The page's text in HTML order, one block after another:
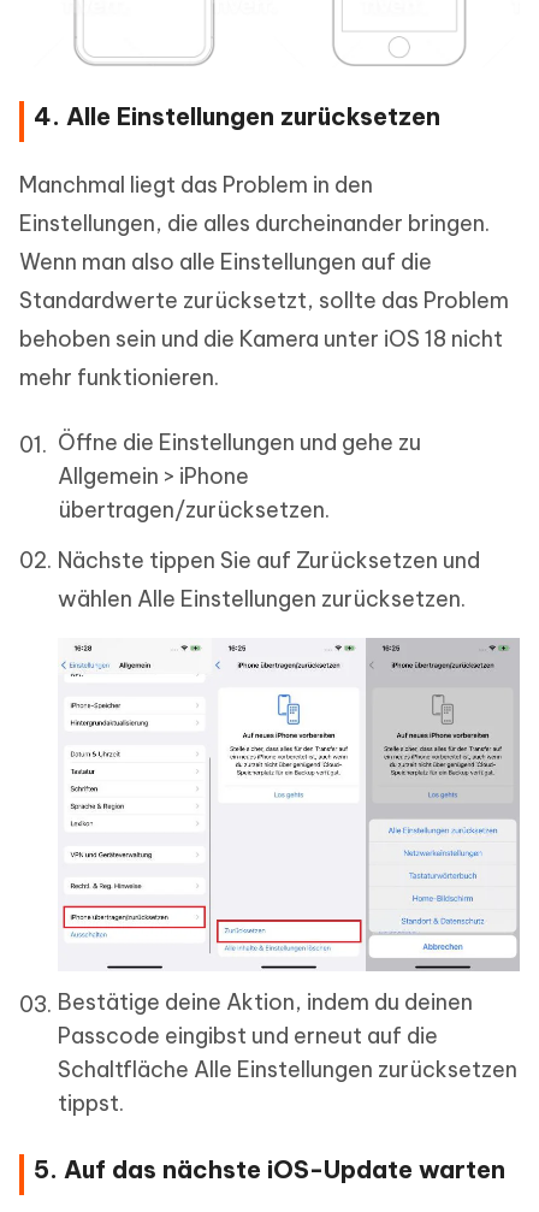
4. Alle Einstellungen zurücksetzen
Manchmal liegt das Problem in den
Einstellungen, die alles durcheinander bringen.
Wenn man also alle Einstellungen auf die
Standardwerte zurücksetzt, sollte das Problem
behoben sein und die Kamera unter iOS 18 nicht
mehr funktionieren.
Öffne die Einstellungen und gehe zu
Allgemein > iPhone
übertragen/zurücksetzen.
Nächste tippen Sie auf Zurücksetzen und
wählen Alle Einstellungen zurücksetzen.
Bestätige deine Aktion, indem du deinen
Passcode eingibst und erneut auf die
Schaltfläche Alle Einstellungen zurücksetzen
tippst.
5. Auf das nächste iOS-Update warten